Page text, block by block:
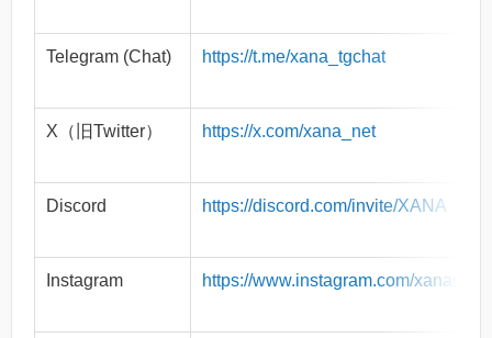
Telegram (Chat) https://t.me/xana_tgchat
X（旧Twitter） https://x.com/xana_net
Discord https://discord.com/invite/XANA
Instagram https://www.instagram.com/